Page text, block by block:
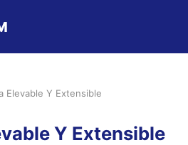
Elevable Y Extensible
Y Extensible